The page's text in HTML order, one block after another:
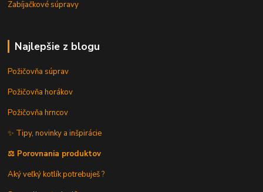
Zabíjačkové súpravy
Najlepšie z blogu
Požičovňa súprav
Požičovňa horákov
Požičovňa hrncov
✨ Tipy, novinky a inšpirácie
⚖️ Porovnania produktov
Aký veľký kotlík potrebuješ ?